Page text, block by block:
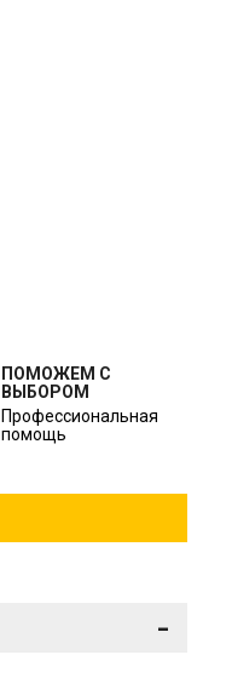
ПОМОЖЕМ С
ВЫБОРОМ
Профессиональная
помощь
-